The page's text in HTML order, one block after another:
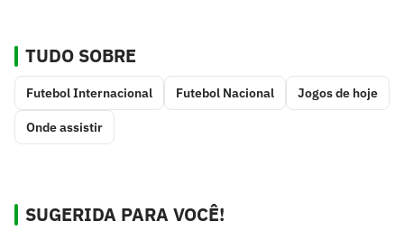
TUDO SOBRE
Futebol Internacional Futebol Nacional Jogos de hoje
Onde assistir
SUGERIDA PARA VOCÊ!